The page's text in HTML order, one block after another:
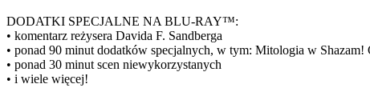
DODATKI SPECJALNE NA BLU-RAY™:
• komentarz reżysera Davida F. Sandberga
• ponad 90 minut dodatków specjalnych, w tym: Mitologia w
• ponad 30 minut scen niewykorzystanych
• i wiele więcej!